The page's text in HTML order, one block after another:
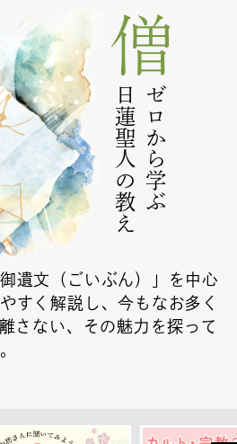
ゼロから学ぶ
日蓮聖人の教え
遺文（ごいぶん）」を中心
すく解説し、今もなお多く
さない、その魅力を探って